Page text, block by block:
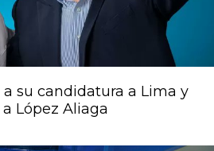
su candidatura a Lima y
López Aliaga